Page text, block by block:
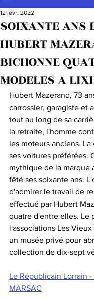
SOIXANTE ANS
HUBERT
BICHONNE
MODELES A
12 févr. 2022
Hubert Mazerand, 73
carrossier, garagiste et
tout au long de sa
la retraite, l'homme
les moteurs anciens.
ses voitures préférées.
mythique de la marque
fêté ses soixante ans.
d'admirer le travail de
effectué par Hubert
quatre d'entre elles. Le
l'associations Les
un musée privé pour
collection de dix-sept
Le Républicain Lorrain -
MARSAC